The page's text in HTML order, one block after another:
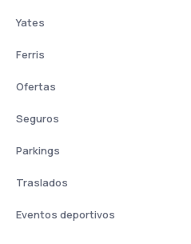
Yates
Ferris
Ofertas
Seguros
Parkings
Traslados
Eventos deportivos